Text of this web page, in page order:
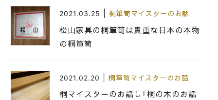
2021.03.25 桐箪笥マイスターのお話
松山家具の桐箪笥は貴重な日本の本物
の桐箪笥
2021.02.20 桐箪笥マイスターのお話
桐マイスターのお話し「桐の木のお話